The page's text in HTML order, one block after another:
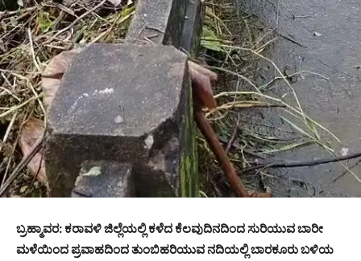
ಬ್ರಹ್ಮಾವರ: ಕರಾವಳಿ ಜಿಲ್ಲೆಯಲ್ಲಿ ಕಳೆದ ಕೆಲವುದಿನದಿಂದ ಸುರಿಯುವ ಬಾರೀ
ಮಳೆಯಿಂದ ಪ್ರವಾಹದಿಂದ ತುಂಬಿಹರಿಯುವ ನದಿಯಲ್ಲಿ ಬಾರಕೂರು ಬಳಿಯ